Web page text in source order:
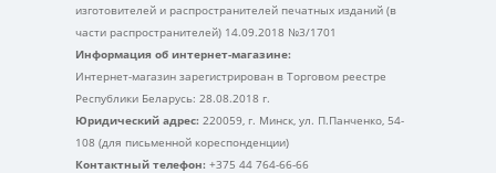
изготовителей и распространителей печатных изданий (в
части распространителей) 14.09.2018 №3/1701
Информация об интернет-магазине:
Интернет-магазин зарегистрирован в Торговом реестре
Республики Беларусь: 28.08.2018 г.
Юридический адрес: 220059, г. Минск, ул. П.Панченко, 54-
108 (для письменной кореспонденции)
Контактный телефон: +375 44 764-66-66